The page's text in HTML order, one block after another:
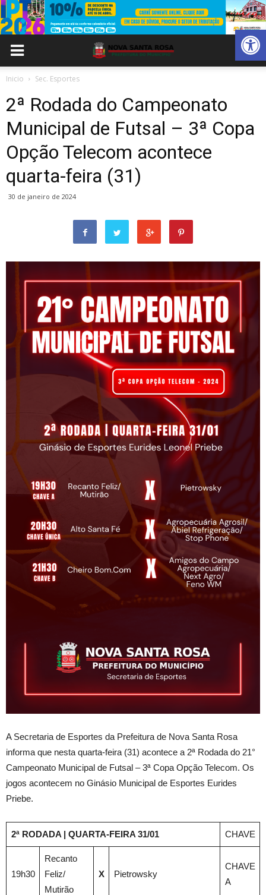
Abrir
Inicio Sec. Esportes
2ª Rodada do Campeonato
Municipal de Futsal – 3ª Copa
Opção Telecom acontece
quarta-feira (31)
30 de janeiro de 2024
A Secretaria de Esportes da Prefeitura de Nova Santa Rosa
informa que nesta quarta-feira (31) acontece a 2ª Rodada do 21°
Campeonato Municipal de Futsal – 3ª Copa Opção Telecom. Os
jogos acontecem no Ginásio Municipal de Esportes Eurides
Priebe.
2ª RODADA | QUARTA-FEIRA 31/01 CHAVE
19h30
Recanto
Feliz/
Mutirão
X Pietrowsky
CHAVE
A